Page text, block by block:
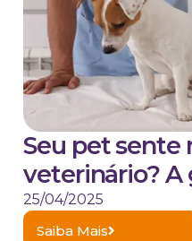
Seu pet sente
veterinário?
25/04/2025
Saiba Mais